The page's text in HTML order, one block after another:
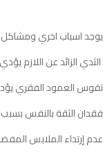
يوجد اسباب اخري
الثدي الزائد عن اللازم
تقوس العمود الفقري
فقدان الثقة بالنفس بسبب
عدم إرتداء الملابس